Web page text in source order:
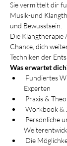
Sie vermittelt dir
Musik-und
und Bewusstsein.
Die Klangtherapie
Chance, dich
Techniken der
Was erwartet
Fundiertes
Experten
Praxis &
Workbook &
Persönliche
Die